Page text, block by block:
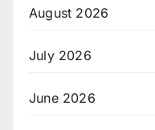
August 2026
July 2026
June 2026